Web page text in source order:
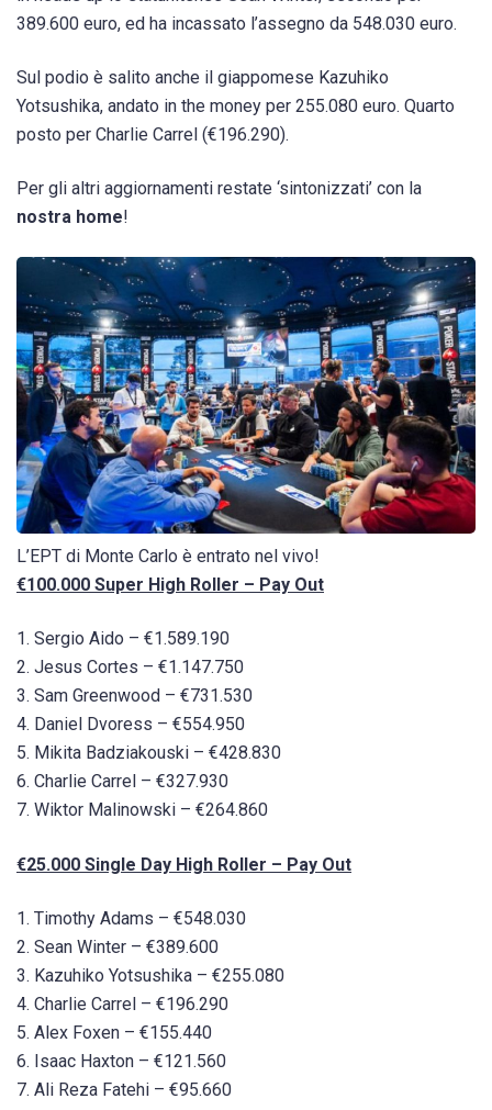
389.600 euro, ed ha incassato l’assegno da 548.030 euro.
Sul podio è salito anche il giappomese Kazuhiko
Yotsushika, andato in the money per 255.080 euro. Quarto
posto per Charlie Carrel (€196.290).
Per gli altri aggiornamenti restate ‘sintonizzati’ con la
nostra home!
L’EPT di Monte Carlo è entrato nel vivo!
€100.000 Super High Roller – Pay Out
1. Sergio Aido – €1.589.190
2. Jesus Cortes – €1.147.750
3. Sam Greenwood – €731.530
4. Daniel Dvoress – €554.950
5. Mikita Badziakouski – €428.830
6. Charlie Carrel – €327.930
7. Wiktor Malinowski – €264.860
€25.000 Single Day High Roller – Pay Out
1. Timothy Adams – €548.030
2. Sean Winter – €389.600
3. Kazuhiko Yotsushika – €255.080
4. Charlie Carrel – €196.290
5. Alex Foxen – €155.440
6. Isaac Haxton – €121.560
7. Ali Reza Fatehi – €95.660